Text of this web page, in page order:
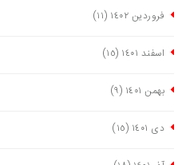
فروردین ١٤٠٢ (١١)
اسفند ١٤٠١ (١٥)
بهمن ١٤٠١ (٩)
دی ١٤٠١ (١٥)